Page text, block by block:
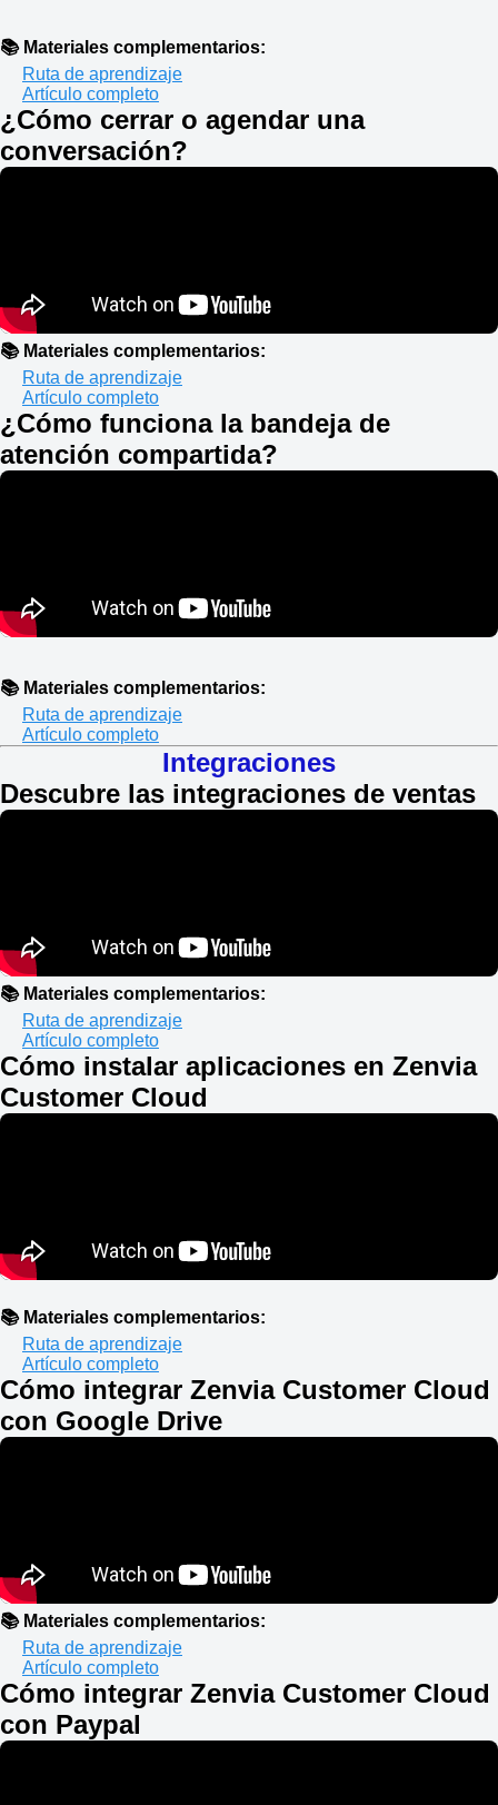
📚 Materiales complementarios:
Ruta de aprendizaje
Artículo completo
¿Cómo cerrar o agendar una
conversación?
📚 Materiales complementarios:
Ruta de aprendizaje
Artículo completo
¿Cómo funciona la bandeja de
atención compartida?
📚 Materiales complementarios:
Ruta de aprendizaje
Artículo completo
Integraciones
Descubre las integraciones de ventas
📚 Materiales complementarios:
Ruta de aprendizaje
Artículo completo
Cómo instalar aplicaciones en Zenvia
Customer Cloud
📚 Materiales complementarios:
Ruta de aprendizaje
Artículo completo
Cómo integrar Zenvia Customer Cloud
con Google Drive
📚 Materiales complementarios:
Ruta de aprendizaje
Artículo completo
Cómo integrar Zenvia Customer Cloud
con Paypal